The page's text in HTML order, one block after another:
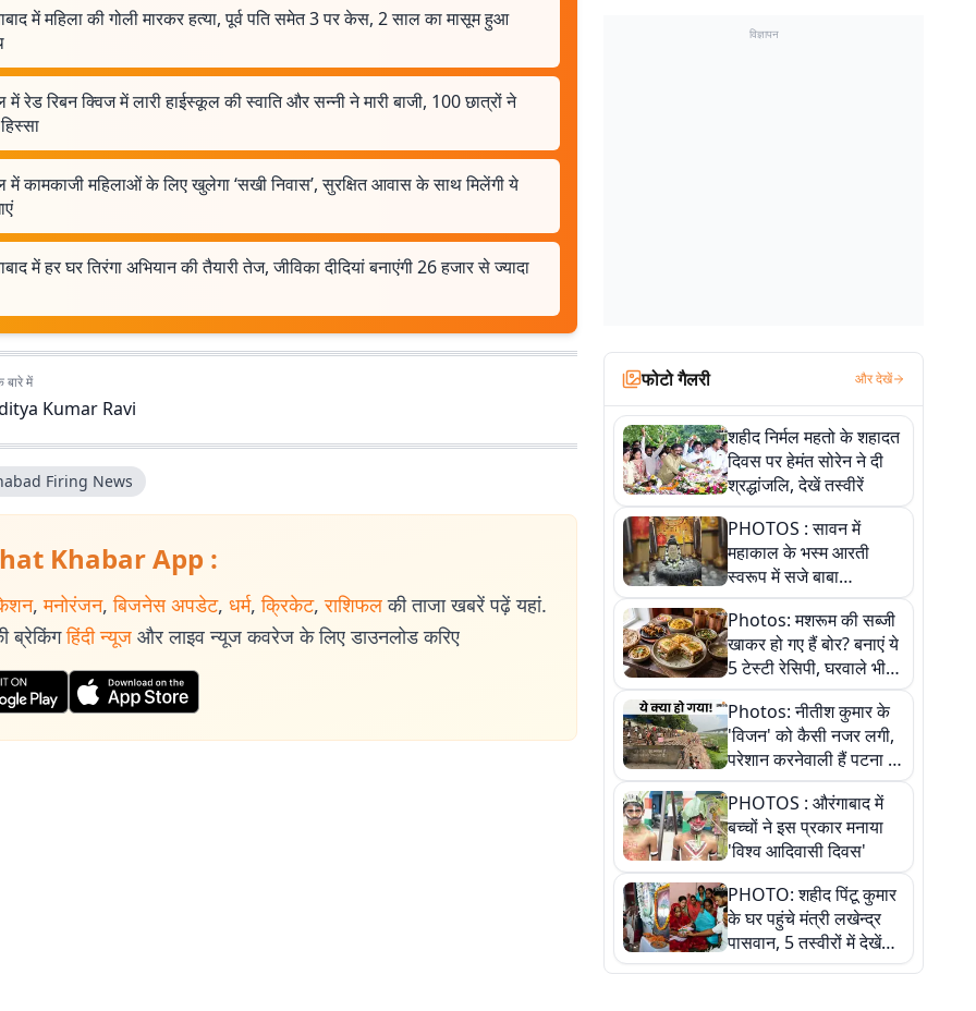
में महिला की गोली मारकर हत्या, पूर्व पति समेत 3 पर केस, 2 साल का मासूम हुआ
रेड रिबन क्विज में लारी हाईस्कूल की स्वाति और सन्नी ने मारी बाजी, 100 छात्रों ने
में कामकाजी महिलाओं के लिए खुलेगा ‘सखी निवास’, सुरक्षित आवास के साथ मिलेंगी ये
में हर घर तिरंगा अभियान की तैयारी तेज, जीविका दीदियां बनाएंगी 26 हजार से ज्यादा
में
Kumar Ravi
Firing News
Khabar App :
, मनोरंजन, बिजनेस अपडेट, धर्म, क्रिकेट, राशिफल की ताजा खबरें पढ़ें यहां.
ब्रेकिंग हिंदी न्यूज और लाइव न्यूज कवरेज के लिए डाउनलोड करिए
विज्ञापन
फोटो गैलरी और देखें
शहीद निर्मल महतो के शहादत
दिवस पर हेमंत सोरेन ने दी
श्रद्धांजलि, देखें तस्वीरें
PHOTOS : सावन में
महाकाल के भस्म आरती
स्वरूप में सजे बाबा
औघड़दानी, तस्वीरों में करें
अद्भुत दर्शन
Photos: मशरूम की सब्जी
खाकर हो गए हैं बोर? बनाएं ये
5 टेस्टी रेसिपी, घरवाले भी
मांगेंगे बार-बार
Photos: नीतीश कुमार के
'विजन' को कैसी नजर लगी,
परेशान करनेवाली हैं पटना में
गंगा घाट की ये 11 तस्वीरें
PHOTOS : औरंगाबाद में
बच्चों ने इस प्रकार मनाया
'विश्व आदिवासी दिवस'
PHOTO: शहीद पिंटू कुमार
के घर पहुंचे मंत्री लखेन्द्र
पासवान, 5 तस्वीरों में देखें
उस भावुक पल की पूरी